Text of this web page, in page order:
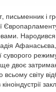
і
двоє
всьому